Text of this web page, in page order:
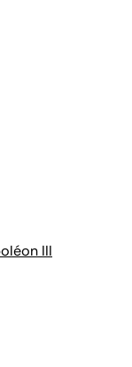
III